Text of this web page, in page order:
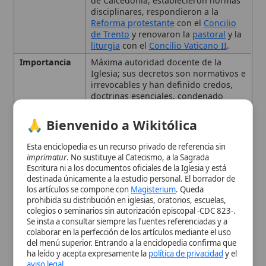
eclesiástica.
Sus decisiones continúan siendo la
base de la fe y la práctica católica,
guiando la doctrina, laliturgiay la
vida eclesial hasta el presente.
Concilio
Naturaleza y Autoridad de
los Concilios Ecuménicos
El Desarrollo Histórico de los
Concilios
Los Primeros Concilios
Ecuménicos (Oriente)
Concilios Posteriores en
Oriente y Occidente
🙏 Bienvenido a Wikitólica
Esta enciclopedia es un recurso privado de referencia sin
. No sustituye al Catecismo, a la Sagrada
Escritura ni a los documentos oficiales de la Iglesia y está
destinada únicamente a la estudio personal. El borrador de
los artículos se compone conMagisterium. Queda
prohibida su distribución en iglesias, oratorios, escuelas,
colegios o seminarios sin autorización episcopal -CDC 823-.
del menú superior. Entrando a la enciclopedia confirma que
ha leído y acepta expresamente la
aviso legal.
Aceptar y Entrar